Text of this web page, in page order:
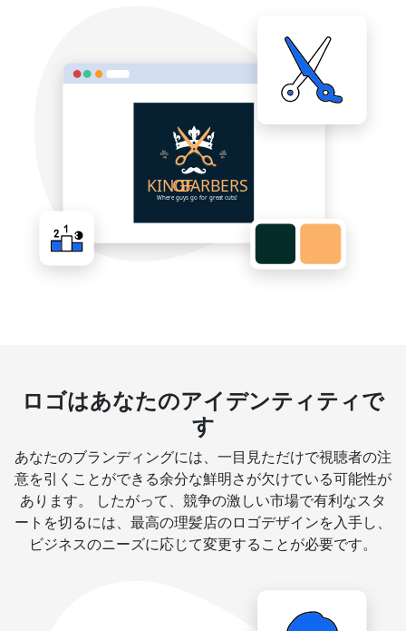
ロゴはあなたのアイデンティティで
す
あなたのブランディングには、一目見ただけで視聴者の注
意を引くことができる余分な鮮明さが欠けている可能性が
あります。 したがって、競争の激しい市場で有利なスタ
ートを切るには、最高の理髪店のロゴデザインを入手し、
ビジネスのニーズに応じて変更することが必要です。